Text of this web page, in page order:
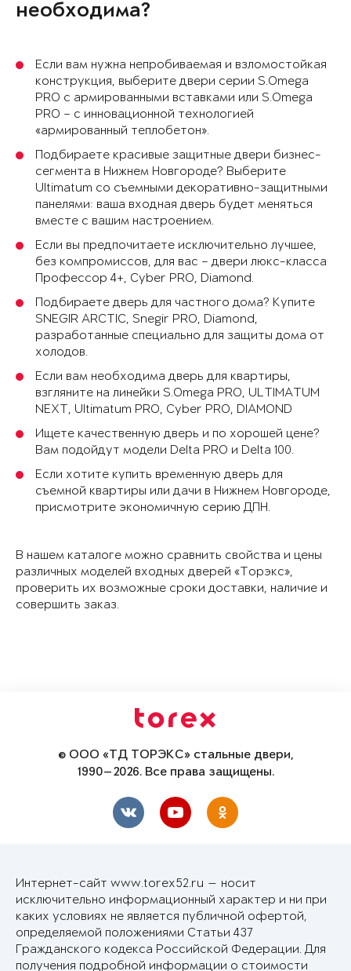
необходима?
Если вам нужна непробиваемая и взломостойкая
конструкция, выберите двери серии S.Omega
PRO с армированными вставками или S.Omega
PRO – с инновационной технологией
«армированный теплобетон».
Подбираете красивые защитные двери бизнес-
сегмента в Нижнем Новгороде? Выберите
Ultimatum со съемными декоративно-защитными
панелями: ваша входная дверь будет меняться
вместе с вашим настроением.
Если вы предпочитаете исключительно лучшее,
без компромиссов, для вас – двери люкс-класса
Профессор 4+, Cyber PRO, Diamond.
Подбираете дверь для частного дома? Купите
SNEGIR ARCTIC, Snegir PRO, Diamond,
разработанные специально для защиты дома от
холодов.
Если вам необходима дверь для квартиры,
взгляните на линейки S.Omega PRO, ULTIMATUM
NEXT, Ultimatum PRO, Cyber PRO, DIAMOND
Ищете качественную дверь и по хорошей цене?
Вам подойдут модели Delta PRO и Delta 100.
Если хотите купить временную дверь для
съемной квартиры или дачи в Нижнем Новгороде,
присмотрите экономичную серию ДПН.
В нашем каталоге можно сравнить свойства и цены
различных моделей входных дверей «Торэкс»,
проверить их возможные сроки доставки, наличие и
совершить заказ.
© ООО «ТД ТОРЭКС» стальные двери,
1990—2026. Все права защищены.
Интернет-сайт www.torex52.ru — носит
исключительно информационный характер и ни при
каких условиях не является публичной офертой,
определяемой положениями Статьи 437
Гражданского кодекса Российской Федерации. Для
получения подробной информации о стоимости